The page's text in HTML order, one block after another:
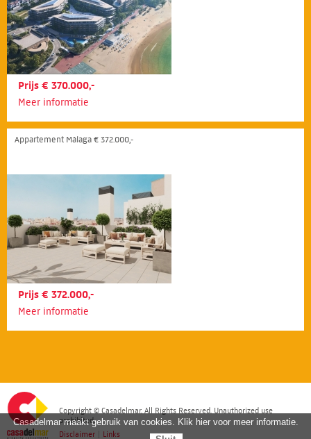
Prijs € 370.000,-
Meer informatie
Appartement Málaga € 372.000,-
Prijs € 372.000,-
Meer informatie
Copyright © Casadelmar. All Rights Reserved. Unauthorized use
prohibited.
Disclaimer
Links
Casadelmar maakt gebruik van cookies. Klik hier voor meer informatie.